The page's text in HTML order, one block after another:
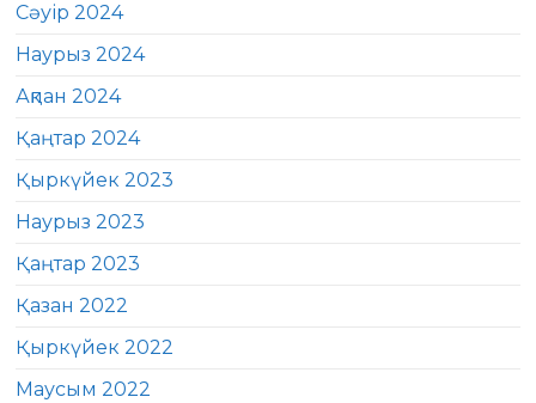
Сәуір 2024
Наурыз 2024
Ақпан 2024
Қаңтар 2024
Қыркүйек 2023
Наурыз 2023
Қаңтар 2023
Қазан 2022
Қыркүйек 2022
Маусым 2022